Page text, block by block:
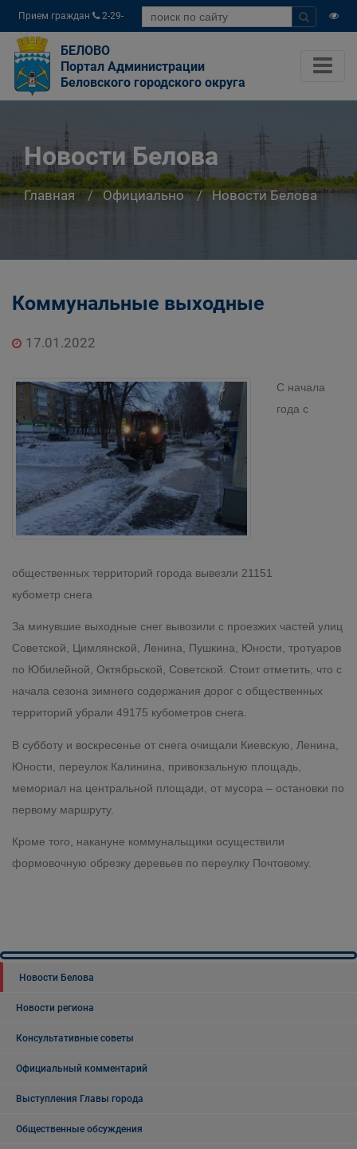
Прием граждан
2-29-
04
БЕЛОВО
Портал Администрации
Беловского городского округа
Новости Белова
Главная Официально Новости Белова
Коммунальные выходные
17.01.2022
С начала
года с
общественных территорий города вывезли 21151
кубометр снега
За минувшие выходные снег вывозили с проезжих частей улиц
Советской, Цимлянской, Ленина, Пушкина, Юности, тротуаров
по Юбилейной, Октябрьской, Советской. Стоит отметить, что с
начала сезона зимнего содержания дорог с общественных
территорий убрали 49175 кубометров снега.
В субботу и воскресенье от снега очищали Киевскую, Ленина,
Юности, переулок Калинина, привокзальную площадь,
мемориал на центральной площади, от мусора – остановки по
первому маршруту.
Кроме того, накануне коммунальщики осуществили
формовочную обрезку деревьев по переулку Почтовому.
Новости Белова
Новости региона
Консультативные советы
Официальный комментарий
Выступления Главы города
Общественные обсуждения